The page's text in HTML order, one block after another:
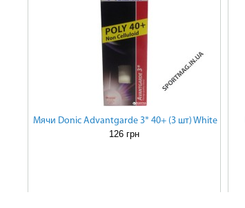
Мячи Donic Advantgarde 3* 40+ (3 шт) White
126 грн